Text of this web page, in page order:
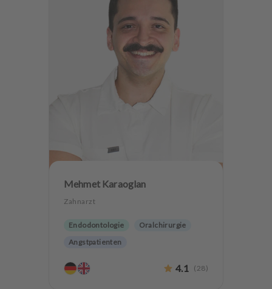
Mehmet Karaoglan
Zahnarzt
Endodontologie
Oralchirurgie
Angstpatienten
4.1 ( 28)